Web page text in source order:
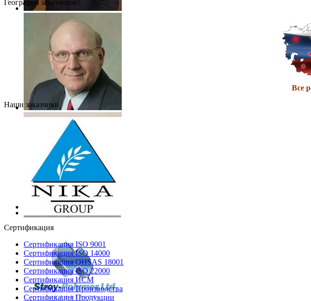
География заказчиков!
Все
Наши заказчики
Сертификация
Сертификация ISO 9001
Сертификация ISO 14000
Сертификация OHSAS 18001
Сертификация ISO 22000
Сертификация ИСМ
Сертификация Производства
Сертификация Продукции